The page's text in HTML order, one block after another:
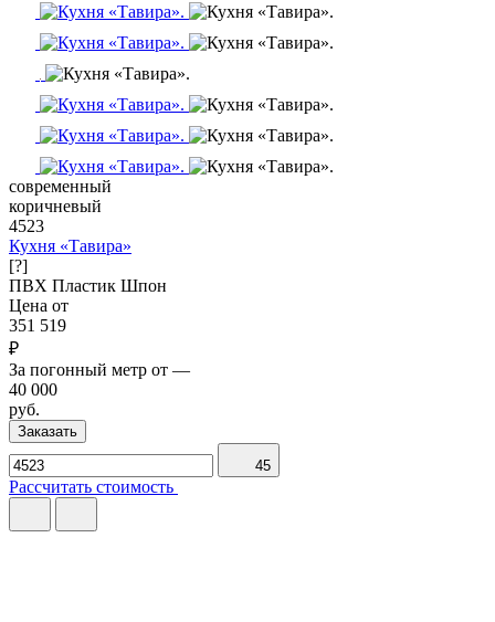
современный
коричневый
4523
Кухня «Тавира»
[?]
ПВХ Пластик Шпон
Цена от
351 519
₽
За погонный метр от —
40 000
руб.
Заказать
45
Рассчитать стоимость